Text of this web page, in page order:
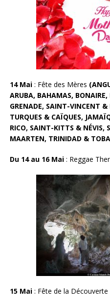
14 Mai : Fête des Mères
ARUBA, BAHAMAS,
GRENADE, SAINT-VINCENT &
TURQUES & CAÏQUES,
RICO, SAINT-KITTS & NÉVIS,
MAARTEN, TRINIDAD &
Du 14 au 16 Mai : Reggae
15 Mai : Fête de la Découverte